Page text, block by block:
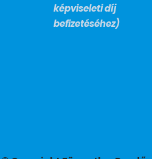
képviseleti díj
befizetéséhez)